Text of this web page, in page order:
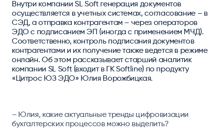
Внутри компании SL Soft генерация документов
осуществляется в учетных системах, согласование – в
СЭД, а отправка контрагентам – через операторов
ЭДО с подписанием ЭП (иногда с применением МЧД).
Соответственно, контроль подписания документов
контрагентами и их получение также ведется в режиме
онлайн. Об этом рассказывает старший аналитик
компании SL Soft (входит в ГК Softline) по продукту
«Цитрос ЮЗ ЭДО» Юлия Ворожбицкая.
– Юлия, какие актуальные тренды цифровизации
бухгалтерских процессов можно выделить?